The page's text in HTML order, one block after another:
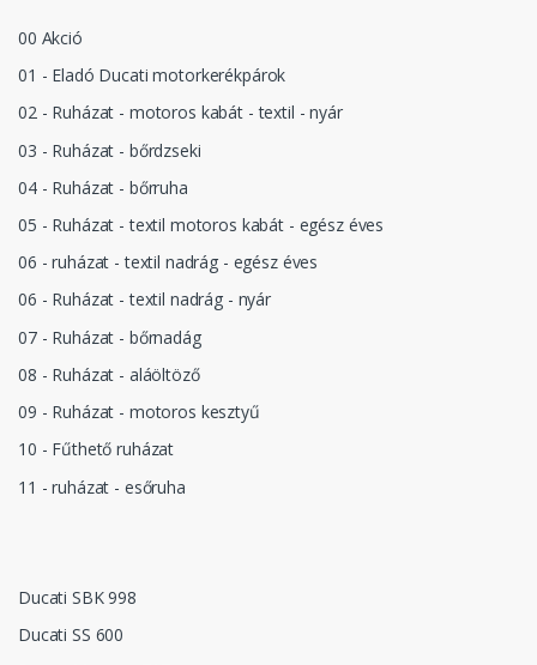
00 Akció
01 - Eladó Ducati motorkerékpárok
02 - Ruházat - motoros kabát - textil - nyár
03 - Ruházat - bőrdzseki
04 - Ruházat - bőrruha
05 - Ruházat - textil motoros kabát - egész éves
06 - ruházat - textil nadrág - egész éves
06 - Ruházat - textil nadrág - nyár
07 - Ruházat - bőrnadág
08 - Ruházat - aláöltöző
09 - Ruházat - motoros kesztyű
10 - Fűthető ruházat
11 - ruházat - esőruha
Ducati SBK 998
Ducati SS 600